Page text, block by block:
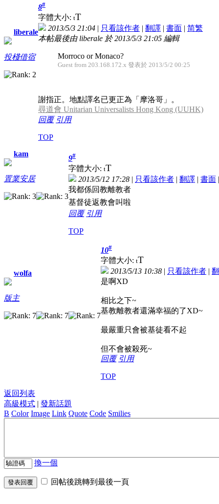
liberale
投棧借宿
8#
字體大小: tT
2013/5/3 21:04 | 只看該作者 | 翻譯 | 書面 | 简繁
本帖最後由 liberale 於 2013/5/3 21:05 編輯
Morroco or Monaco?
Guest from 203.168.172.x 發表於 2013/5/2 00:25
謝指正。地點譯名已更正為「摩洛哥」。
尋道會 Unitarian Universalists Hong Kong (UUHK)
回覆 引用
TOP
kam
置業安居
9#
字體大小: tT
2013/5/12 17:28 | 只看該作者 | 翻譯 | 書面
我都係回教離教者
基督徒返教會叫啦
回覆 引用
TOP
wolfa
版主
10#
字體大小: tT
2013/5/13 10:38 | 只看該作者 |
是啊XD
相比之下~
基教離教者還滿幸福的了XD~
最嚴重只會被基徒看不起
但不會被殺死~
回覆 引用
TOP
返回列表
高級模式 | 發新話題
B Color Image Link Quote Code Smilies
換一個
發表回覆 回帖後跳轉到最後一頁